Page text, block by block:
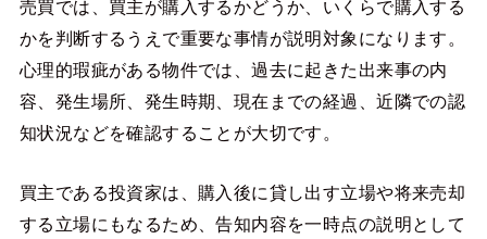
売買では、買主が購入するかどうか、いくらで購入する
かを判断するうえで重要な事情が説明対象になります。
心理的瑕疵がある物件では、過去に起きた出来事の内
容、発生場所、発生時期、現在までの経過、近隣での認
知状況などを確認することが大切です。
買主である投資家は、購入後に貸し出す立場や将来売却
する立場にもなるため、告知内容を一時点の説明として